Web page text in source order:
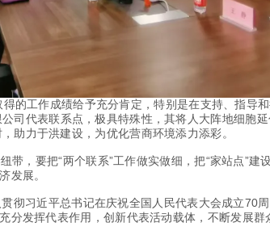
工作成绩给予充分肯定，特别是在支持、指导和
司代表联系点，极具特殊性，其将人大阵地细胞延
助力于洪建设，为优化营商环境添力添彩。
带，要把“两个联系”工作做实做细，把“家站点”建
发展。
彻习近平总书记在庆祝全国人民代表大会成立70
分发挥代表作用，创新代表活动载体，不断发展